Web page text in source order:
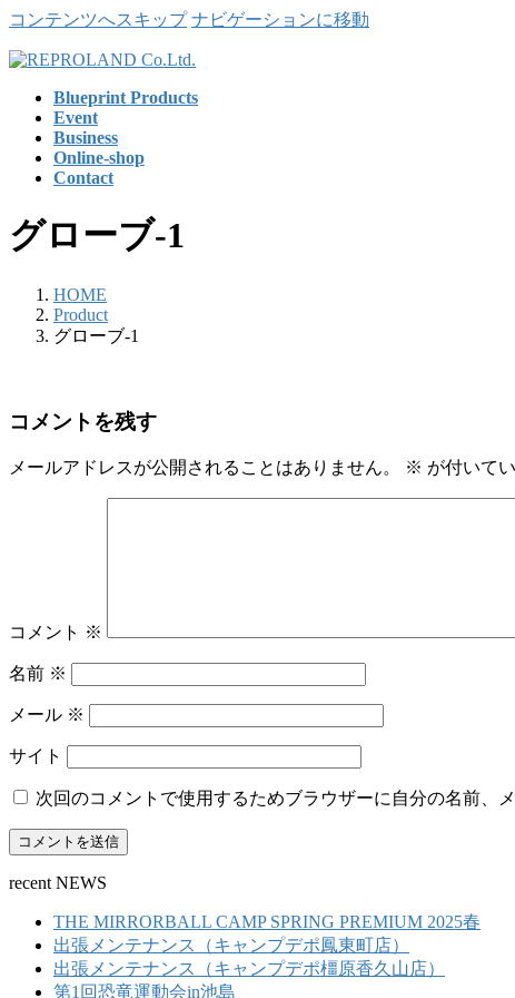
コンテンツへスキップ ナビゲーションに移動
Blueprint Products
Event
Business
Online-shop
Contact
グローブ-1
HOME
Product
グローブ-1
コメントを残す
メールアドレスが公開されることはありません。 ※ が付いて
コメント ※
名前 ※
メール ※
サイト
次回のコメントで使用するためブラウザーに自分の名前、
recent NEWS
THE MIRRORBALL CAMP SPRING PREMIUM 2025春
出張メンテナンス（キャンプデポ鳳東町店）
出張メンテナンス（キャンプデポ橿原香久山店）
第1回恐竜運動会in池島